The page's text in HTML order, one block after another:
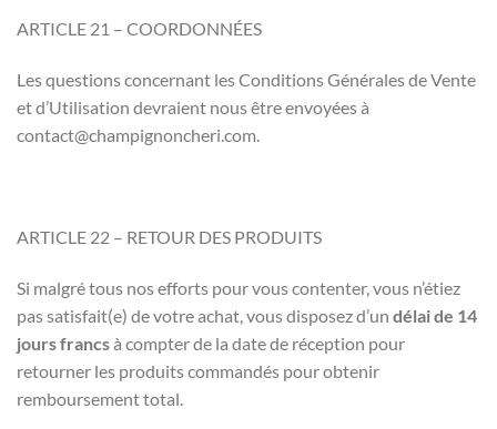
ARTICLE 21 – COORDONNÉES
Les questions concernant les Conditions Générales de Vente
et d’Utilisation devraient nous être envoyées à
contact@champignoncheri.com.
ARTICLE 22 – RETOUR DES PRODUITS
Si malgré tous nos efforts pour vous contenter, vous n’étiez
pas satisfait(e) de votre achat, vous disposez d’un délai de 14
jours francsà compter de la date de réception pour
retourner les produits commandés pour obtenir
remboursement total.